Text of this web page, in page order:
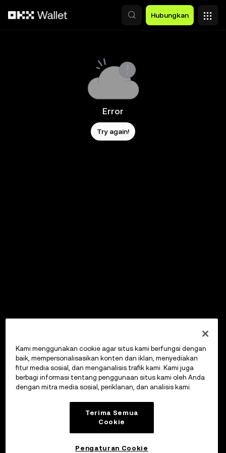
Hubungkan
Error
Try again!
Kami menggunakan cookie agar situs kami berfungsi dengan
baik, mempersonalisasikan konten dan iklan, menyediakan
fitur media sosial, dan menganalisis trafik kami. Kami juga
berbagi informasi tentang penggunaan situs kami oleh Anda
dengan mitra media sosial, periklanan, dan analisis kami.
Terima Semua
Cookie
Pengaturan Cookie